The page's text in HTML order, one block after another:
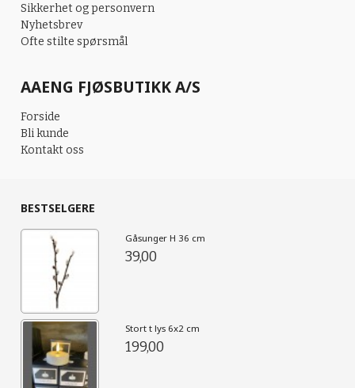
Sikkerhet og personvern
Nyhetsbrev
Ofte stilte spørsmål
AAENG FJØSBUTIKK A/S
Forside
Bli kunde
Kontakt oss
BESTSELGERE
Gåsunger H 36 cm
39,00
Stort t lys 6x2 cm
199,00